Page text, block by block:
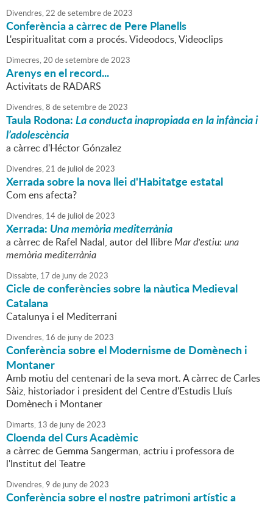
Divendres,22 desetembrede2023
Conferència a càrrec de Pere Planells
L'espiritualitat com a procés. Videodocs, Videoclips
Dimecres,20 desetembrede2023
Arenys en el record...
Activitats de RADARS
Divendres,8 desetembrede2023
Taula Rodona:La conducta inapropiada en la infància i
l’adolescència
a càrrec d'Héctor Gónzalez
Divendres,21 de juliol de2023
Xerrada sobre la nova llei d'Habitatge estatal
Com ens afecta?
Divendres, 14de juliol de2023
Xerrada: Una memòria mediterrània
a càrrec de Rafel Nadal, autor del llibreMar d'estiu: una
memòria mediterrània
Dissabte, 17 de junyde2023
Cicle de conferències sobre la nàutica Medieval
Catalana
Catalunya i el Mediterrani
Divendres, 16 de junyde2023
Conferència sobre el Modernisme de Domènech i
Montaner
Amb motiu del centenari de la seva mort. A càrrec de Carles
Sàiz, historiador i president del Centre d'Estudis Lluís
Domènech i Montaner
Dimarts, 13 de junyde2023
Cloenda del Curs Acadèmic
a càrrec de Gemma Sangerman, actriu i professora de
l'Institut del Teatre
Divendres,9 de junyde2023
Conferència sobre el nostre patrimoni artístic a